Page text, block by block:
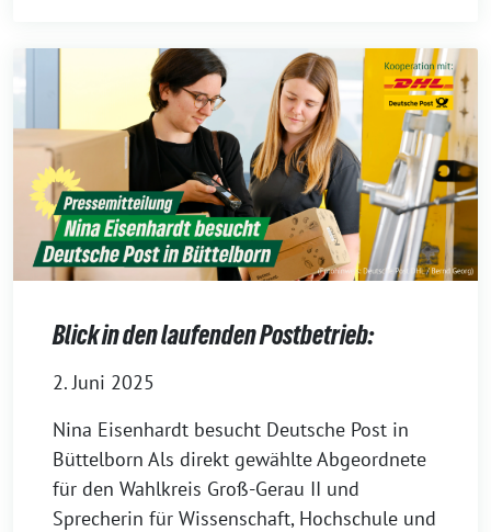
Blick in den laufenden Postbetrieb:
2. Juni 2025
Nina Eisenhardt besucht Deutsche Post in
Büttelborn Als direkt gewählte Abgeordnete
für den Wahlkreis Groß-Gerau II und
Sprecherin für Wissenschaft, Hochschule und